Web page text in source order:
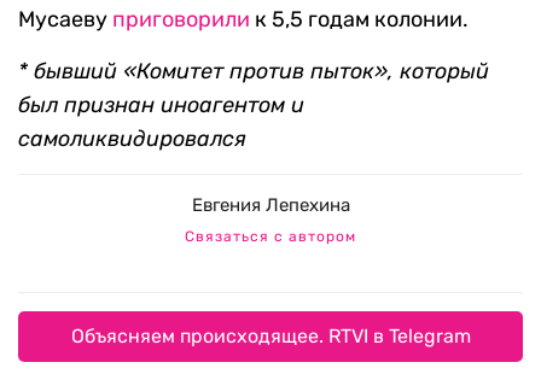
Мусаеву приговорили к 5,5 годам колонии.
* бывший «Комитет против пыток», который
был признан иноагентом и
самоликвидировался
Евгения Лепехина
Связаться с автором
Объясняем происходящее. RTVI в Telegram